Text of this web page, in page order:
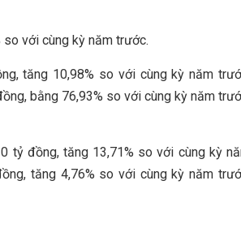
với cùng kỳ năm trước.
tăng 10,98% so với cùng kỳ năm
bằng 76,93% so với cùng kỳ năm
tỷ đồng, tăng 13,71% so với cùng kỳ
tăng 4,76% so với cùng kỳ năm